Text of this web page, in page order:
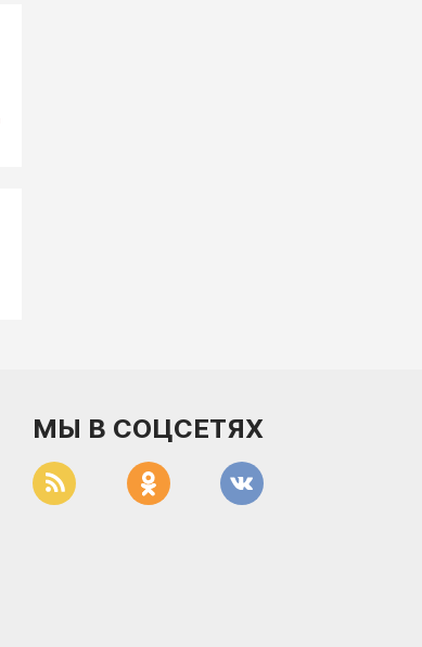
МЫ В СОЦСЕТЯХ